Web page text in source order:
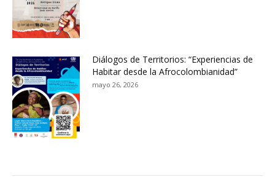
Diálogos de Territorios: “Experiencias de
Habitar desde la Afrocolombianidad”
mayo 26, 2026